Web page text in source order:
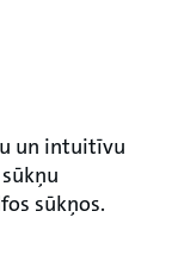
un intuitīvu
sūkņos.